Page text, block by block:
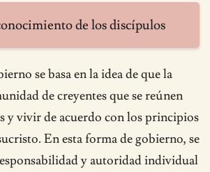
de los discípulos
se basa en la idea de que la
de creyentes que se reúnen
y vivir de acuerdo con los principios
En esta forma de gobierno, se
y autoridad individual